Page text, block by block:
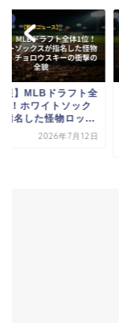
報】MLBドラフト全
！ホワイトソック
指名した怪物ロッ...
2026年7月12日